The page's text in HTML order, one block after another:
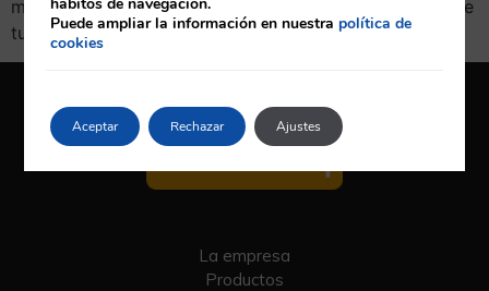
marcará la diferencia en el rendimiento y durabilidad de
tu equipo. En este artículo, te contamos […]
La empresa
Productos
Puede ampliar la información en nuestra política de
cookies
Aceptar Rechazar Ajustes